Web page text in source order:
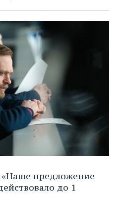
предложение
до 1